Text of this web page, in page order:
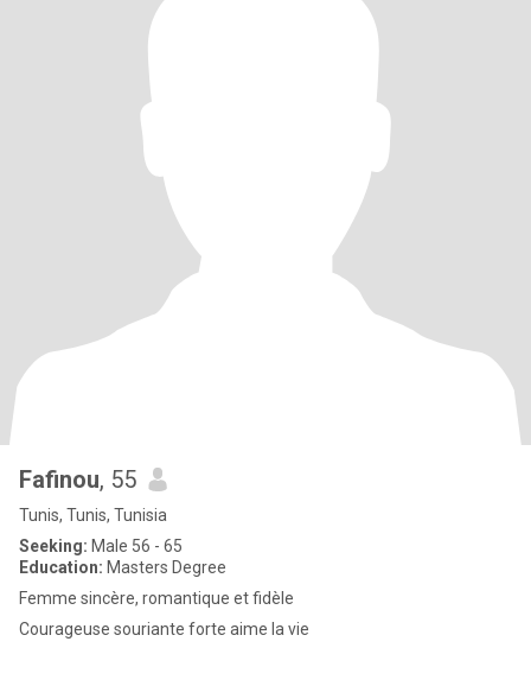
Fafinou, 55
Tunis, Tunis, Tunisia
Seeking: Male 56 - 65
Education: Masters Degree
Femme sincère, romantique et fidèle
Courageuse souriante forte aime la vie